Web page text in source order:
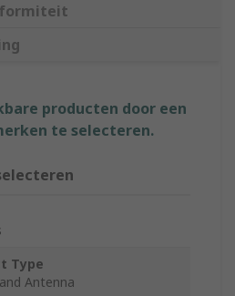
producten door een
te selecteren.
Type
Antenna